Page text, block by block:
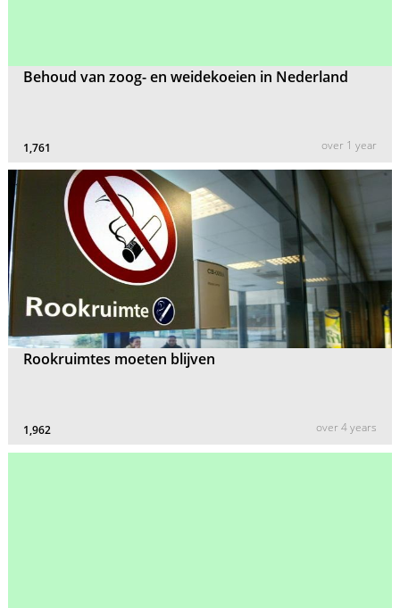
Behoud van zoog- en weidekoeien in Nederland
1,761 over 1 year
Rookruimtes moeten blijven
1,962 over 4 years